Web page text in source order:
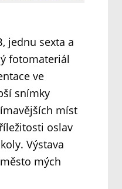
jednu sexta a
fotomateriál
ve
snímky
míst
oslav
Výstava
mých